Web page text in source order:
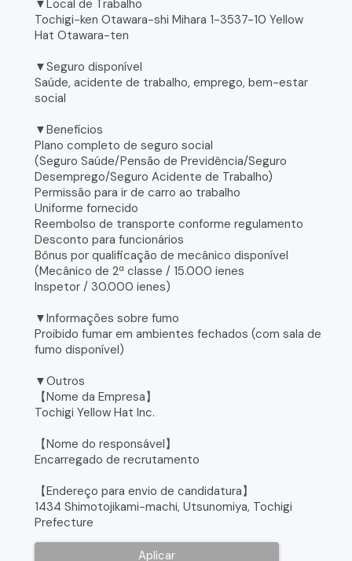
▼Local de Trabalho
Tochigi-ken Otawara-shi Mihara 1-3537-10 Yellow
Hat Otawara-ten
▼Seguro disponível
Saúde, acidente de trabalho, emprego, bem-estar
social
▼Benefícios
Plano completo de seguro social
(Seguro Saúde/Pensão de Previdência/Seguro
Desemprego/Seguro Acidente de Trabalho)
Permissão para ir de carro ao trabalho
Uniforme fornecido
Reembolso de transporte conforme regulamento
Desconto para funcionários
Bônus por qualificação de mecânico disponível
(Mecânico de 2ª classe / 15.000 ienes
Inspetor / 30.000 ienes)
▼Informações sobre fumo
Proibido fumar em ambientes fechados (com sala de
fumo disponível)
▼Outros
【Nome da Empresa】
Tochigi Yellow Hat Inc.
【Nome do responsável】
Encarregado de recrutamento
【Endereço para envio de candidatura】
1434 Shimotojikami-machi, Utsunomiya, Tochigi
Prefecture
Aplicar